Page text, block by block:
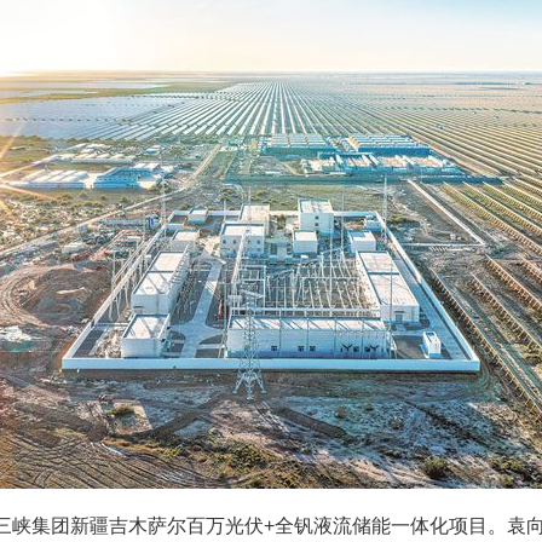
峡集团新疆吉木萨尔百万光伏+全钒液流储能一体化项目。袁